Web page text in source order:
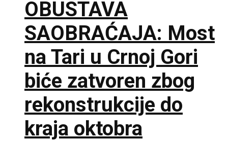
OBUSTAVA
SAOBRAĆAJA: Most
na Tari u Crnoj Gori
biće zatvoren zbog
rekonstrukcije do
kraja oktobra